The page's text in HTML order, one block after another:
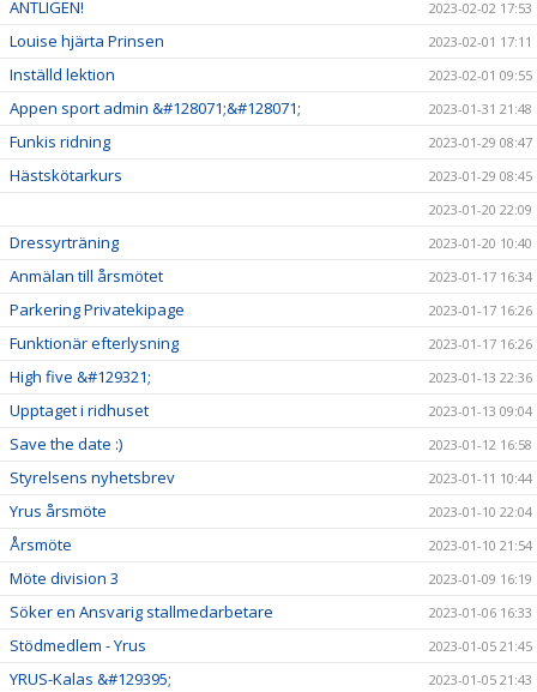
ÄNTLIGEN! 2023-02-02 17:53
Louise hjärta Prinsen 2023-02-01 17:11
Inställd lektion 2023-02-01 09:55
Appen sport admin &#128071;&#128071; 2023-01-31 21:48
Funkis ridning 2023-01-29 08:47
Hästskötarkurs
2023-01-29 08:45
2023-01-20 22:09
Dressyrträning 2023-01-20 10:40
Anmälan till årsmötet 2023-01-17 16:34
Parkering Privatekipage 2023-01-17 16:26
Funktionär efterlysning 2023-01-17 16:26
High five &#129321; 2023-01-13 22:36
Upptaget i ridhuset 2023-01-13 09:04
Save the date :) 2023-01-12 16:58
Styrelsens nyhetsbrev 2023-01-11 10:44
Yrus årsmöte 2023-01-10 22:04
Årsmöte 2023-01-10 21:54
Möte division 3 2023-01-09 16:19
Söker en Ansvarig stallmedarbetare 2023-01-06 16:33
Stödmedlem - Yrus 2023-01-05 21:45
YRUS-Kalas &#129395; 2023-01-05 21:43